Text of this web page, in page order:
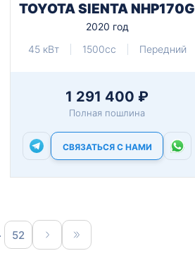
TOYOTA SIENTA NHP170G
2020 год
45 кВт
1500cc Передний
1 291 400 ₽
Полная пошлина
СВЯЗАТЬСЯ С НАМИ
52